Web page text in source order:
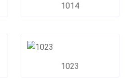
1014
1023